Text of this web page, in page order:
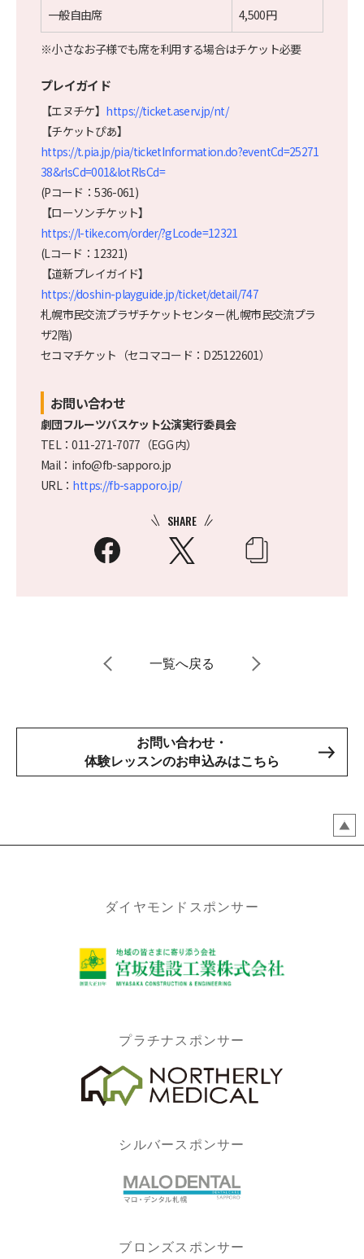
一般自由席 4,500円
※小さなお子様でも席を利用する場合はチケット必要
プレイガイド
【エヌチケ】 https://ticket.aserv.jp/nt/
【チケットぴあ】
https://t.pia.jp/pia/ticketInformation.do?eventCd=25271
38&rlsCd=001&lotRlsCd=
(Pコード：536-061)
【ローソンチケット】
https://l-tike.com/order/?gLcode=12321
(Lコード：12321)
【道新プレイガイド】
https://doshin-playguide.jp/ticket/detail/747
札幌市民交流プラザチケットセンター(札幌市民交流プラ
ザ2階)
セコマチケット（セコマコード：D25122601）
お問い合わせ
劇団フルーツバスケット公演実行委員会
TEL：011-271-7077（EGG 内）
Mail： info@fb-sapporo.jp
URL： https://fb-sapporo.jp/
SHARE
一覧へ戻る
お問い合わせ・
体験レッスンのお申込みはこちら
ダイヤモンドスポンサー
プラチナスポンサー
シルバースポンサー
ブロンズスポンサー